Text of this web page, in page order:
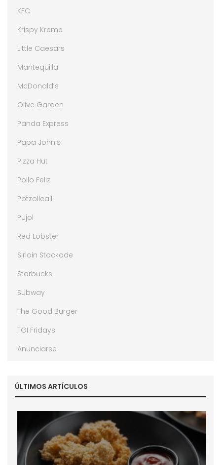
KFC
Krispy Kreme
Little Caesars
Mantequilla
McDonald’s
Olive Garden
Panda Express
Papa John’s
Pizza Hut
Pollo Feliz
Potzollcalli
Pujol
Red Lobster
Sirloin Stockade
Starbucks
Subway
The Good Burger
TGI Fridays
Anunciarse
ÚLTIMOS ARTÍCULOS